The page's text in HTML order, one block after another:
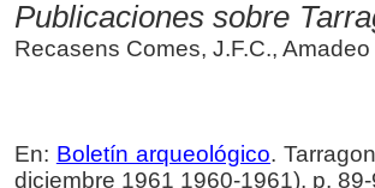
Publicaciones sobre
Recasens Comes, J.F.C.,
En: Boletín arqueológico.
diciembre 1961 1960-1961), p. 89-